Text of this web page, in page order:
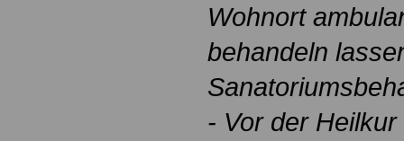
Wohnort
behandeln
- Vor der